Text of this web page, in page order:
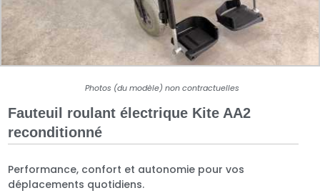
Photos (du modèle) non contractuelles
Fauteuil roulant électrique Kite AA2
reconditionné
Performance, confort et autonomie pour vos
déplacements quotidiens.